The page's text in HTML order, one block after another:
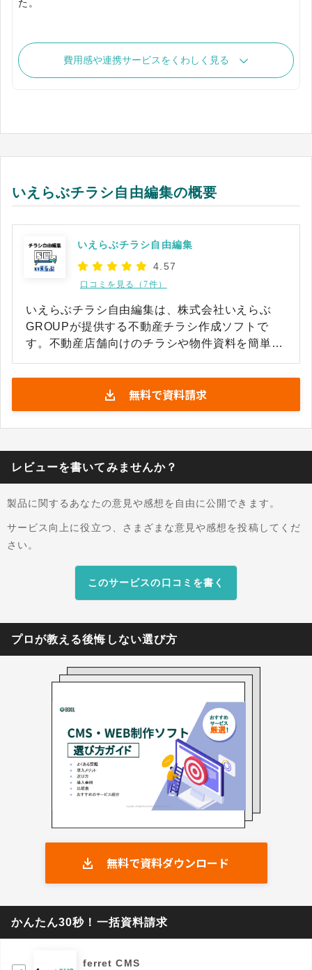
た。
費用感や連携サービスをくわしく見る
いえらぶチラシ自由編集の概要
いえらぶチラシ自由編集
4.57
口コミを見る（7件）
いえらぶチラシ自由編集は、株式会社いえらぶ
GROUPが提供する不動産チラシ作成ソフトで
す。不動産店舗向けのチラシや物件資料を簡単に
ます。あらかじめ入力された物件情報が自動でチ
ラシに反映されるため、一からデータを打ち込む
手間がかかりません。自動反映により作成時点で
最新の物件情報をまとめて取り込めるため、再入
のチラシを作成できます。 インターフェースは直
感的で、ドラッグ＆ドロップ操作により画像やア
なデザイン知識がなくても初心者から経験者まで
幅広く扱え、誰でも数ステップで理想のチラシを
完成できる点が強みです。色味や文字サイズ、フ
細かく調整できる自由度の高さも特徴です。
無料で資料請求
レビューを書いてみませんか？
製品に関するあなたの意見や感想を自由に公開できます。
サービス向上に役立つ、さまざまな意見や感想を投稿してくだ
さい。
このサービスの口コミを書く
プロが教える後悔しない選び方
無料で資料ダウンロード
かんたん30秒！一括資料請求
ferret CMS